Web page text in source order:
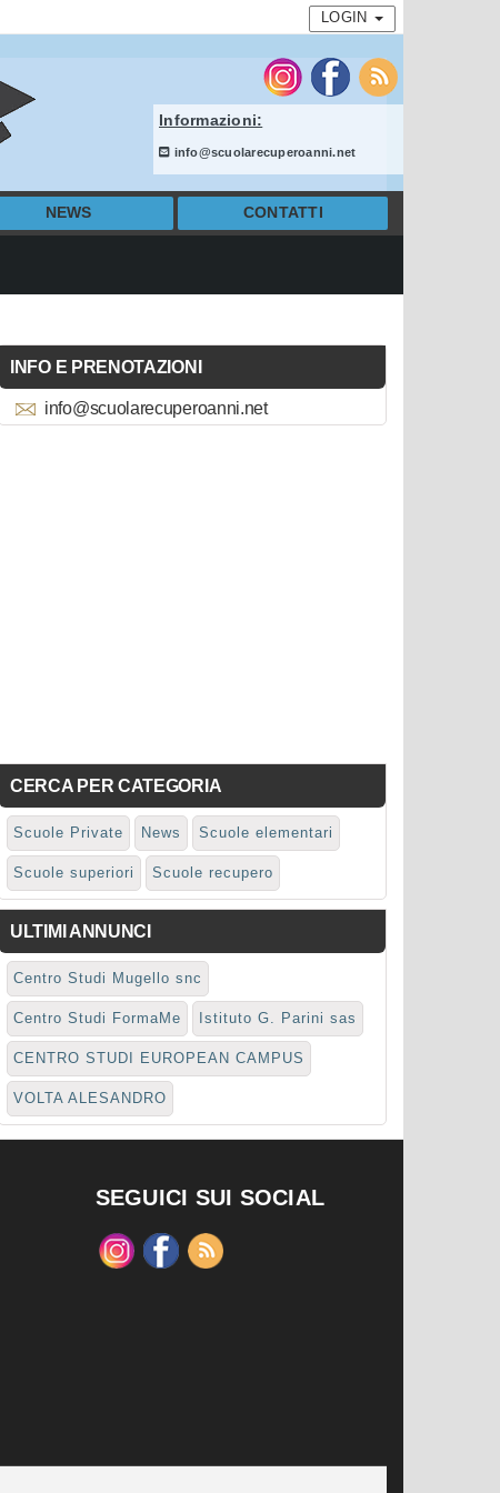
LOGIN
Informazioni:
info@scuolarecuperoanni.net
NEWS CONTATTI
INFO E PRENOTAZIONI
info@scuolarecuperoanni.net
CERCA PER CATEGORIA
Scuole Private News Scuole elementari
Scuole superiori Scuole recupero
ULTIMI ANNUNCI
Centro Studi Mugello snc
Centro Studi FormaMe Istituto G. Parini sas
CENTRO STUDI EUROPEAN CAMPUS
VOLTA ALESANDRO
SEGUICI SUI SOCIAL